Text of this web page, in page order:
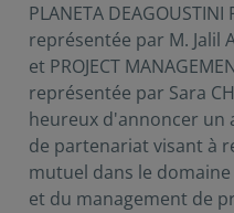
PLANETA DEAGOUSTINI
représentée par M. Jalil
et PROJECT
représentée par Sara
heureux d'annoncer un
de partenariat visant à
mutuel dans le
et du management de